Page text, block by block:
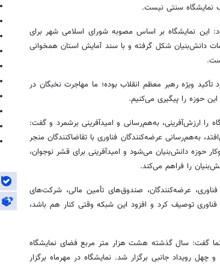
نمایشگاه سنتی نیست.
این نمایشگاه بر اساس مصوبه شورای اسلامی شهر برای
دانش‌بنیان شکل گرفته و با سند آمایش استان همخوانی
ویژه رهبر معظم انقلاب بوده؛ ما مهاجرت نخبگان در
حوزه را پیگیری می‌کنیم.
را ارزش‌آفرینی، به‌هم‌رسانی و امیدآفرینی برشمرد و گفت:
به‌هم‌رسانی عرضه‌کنندگان فناوری با تقاضاکنندگان منجر
دانش‌بنیان می‌شود و امیدآفرینی برای قشر نوجوان،
را فراهم می‌کند.
عرضه‌کنندگان، صندوق‌های تأمین مالی، شرکت‌های
توصیف کرد و افزود این شبکه وقتی کنار هم باشد،
نما گفت: سال گذشته هشت هزار متر مربع فضای نمایشگاه
چهل رویداد جانبی برگزار شد. نمایشگاه در مهرماه برگزار